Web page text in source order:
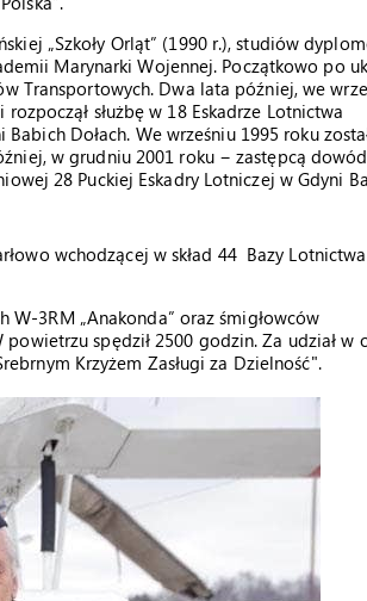
„Szkoły Orląt” (1990 r.), studiów
Marynarki Wojennej. Początkowo po
Transportowych. Dwa lata później, we
służbę w 18 Eskadrze Lotnictwa
Dołach. We wrześniu 1995 roku
w grudniu 2001 roku − zastępcą
28 Puckiej Eskadry Lotniczej w Gdyni
wchodzącej w skład 44 Bazy Lotnictwa
3RM „Anakonda” oraz śmigłowców
spędził 2500 godzin. Za udział w
Krzyżem Zasługi za Dzielność".